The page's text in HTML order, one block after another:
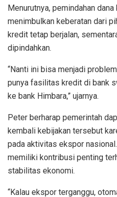
Menurutnya, pemindahan
menimbulkan keberatan dari
kredit tetap berjalan,
dipindahkan.
“Nanti ini bisa menjadi
punya fasilitas kredit di bank
ke bank Himbara,” ujarnya.
Peter berharap pemerintah
kembali kebijakan tersebut
pada aktivitas ekspor
memiliki kontribusi penting
stabilitas ekonomi.
“Kalau ekspor terganggu,